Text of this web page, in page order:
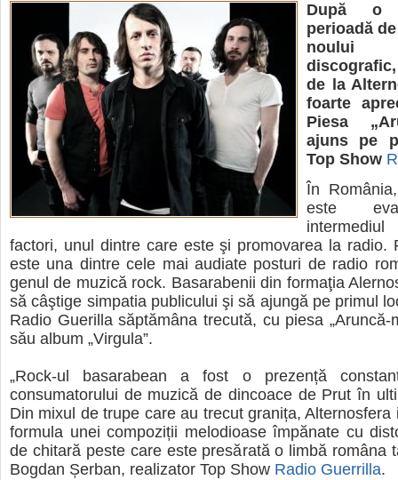
După o
perioadă
noului
de la
foarte
Piesa
ajuns pe
Top Show
În
este
factori, unul dintre care este şi promovarea la radio.
este una dintre cele mai audiate posturi de radio
genul de muzică rock. Basarabenii din formaţia
să câştige simpatia publicului şi să ajungă pe primul
Radio Guerilla săptămâna trecută, cu piesa „Aruncă-
său album „Virgula”.
„Rock-ul basarabean a fost o prezență
consumatorului de muzică de dincoace de Prut în
Din mixul de trupe care au trecut granița,
formula unei compoziții melodioase împănate cu
de chitară peste care este presărată o limbă româna
Bogdan Șerban, realizator Top Show Radio Guerrilla.